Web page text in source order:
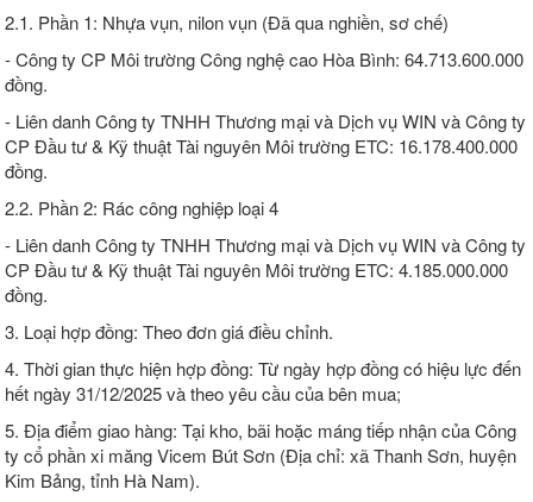
2.1. Phần 1: Nhựa vụn, nilon vụn (Đã qua nghiền, sơ chế)
- Công ty CP Môi trường Công nghệ cao Hòa Bình: 64.713.600.000
đồng.
- Liên danh Công ty TNHH Thương mại và Dịch vụ WIN và Công ty
CP Đầu tư & Kỹ thuật Tài nguyên Môi trường ETC: 16.178.400.000
đồng.
2.2. Phần 2: Rác công nghiệp loại 4
- Liên danh Công ty TNHH Thương mại và Dịch vụ WIN và Công ty
CP Đầu tư & Kỹ thuật Tài nguyên Môi trường ETC: 4.185.000.000
đồng.
3. Loại hợp đồng: Theo đơn giá điều chỉnh.
4. Thời gian thực hiện hợp đồng: Từ ngày hợp đồng có hiệu lực đến
hết ngày 31/12/2025 và theo yêu cầu của bên mua;
5. Địa điểm giao hàng: Tại kho, bãi hoặc máng tiếp nhận của Công
ty cổ phần xi măng Vicem Bút Sơn (Địa chỉ: xã Thanh Sơn, huyện
Kim Bảng, tỉnh Hà Nam).